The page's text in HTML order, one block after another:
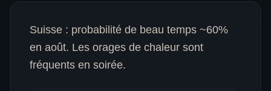
Suisse : probabilité de beau temps ~60%
en août. Les orages de chaleur sont
fréquents en soirée.